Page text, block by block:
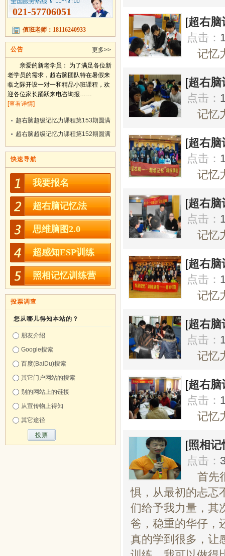
[超右脑
点击：
记忆
[超右脑
点击：
记忆
[超右脑
点击：
记忆
[超右脑
点击：
记忆
[超右脑
点击：
记忆
[超右脑
点击：
记忆
[超右脑
点击：
记忆
[照相记
点击：
首先
惧，从最初的忐忑
们给予我力量，其
爸，稳重的华仔，
真的学到很多，让
021-57706051
值班老师：18116240933
公告 更多>>
亲爱的新老学员： 为了满足各位新
老学员的需求，超右脑团队特在暑假来
临之际开设一对一和精品小班课程，欢
迎各位家长踊跃来电咨询报……
[查看详情]
超右脑超级记忆力课程第153期圆满
结业！
超右脑超级记忆力课程第152期圆满
结业！
快速导航
我要报名
超右脑记忆法
思维脑图2.0
超感知ESP训练
照相记忆训练营
投票调查
您从哪儿得知本站的？
朋友介绍
Google搜索
百度(BaiDu)搜索
其它门户网站的搜索
别的网站上的链接
从宣传物上得知
其它途径